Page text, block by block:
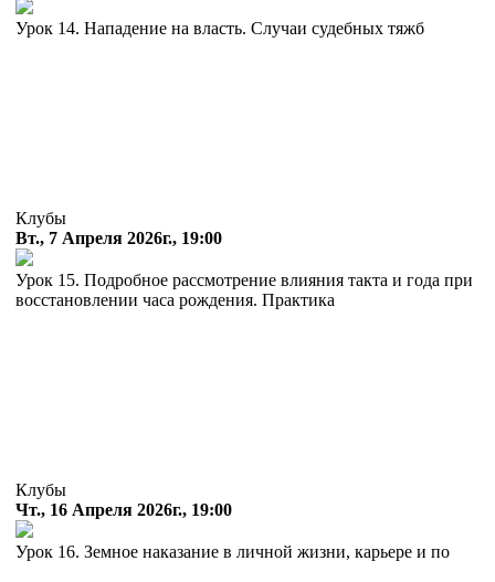
Урок 14. Нападение на власть. Случаи судебных тяжб
Клубы
Вт., 7 Апреля 2026г., 19:00
Урок 15. Подробное рассмотрение влияния такта и года при
восстановлении часа рождения. Практика
Клубы
Чт., 16 Апреля 2026г., 19:00
Урок 16. Земное наказание в личной жизни, карьере и по